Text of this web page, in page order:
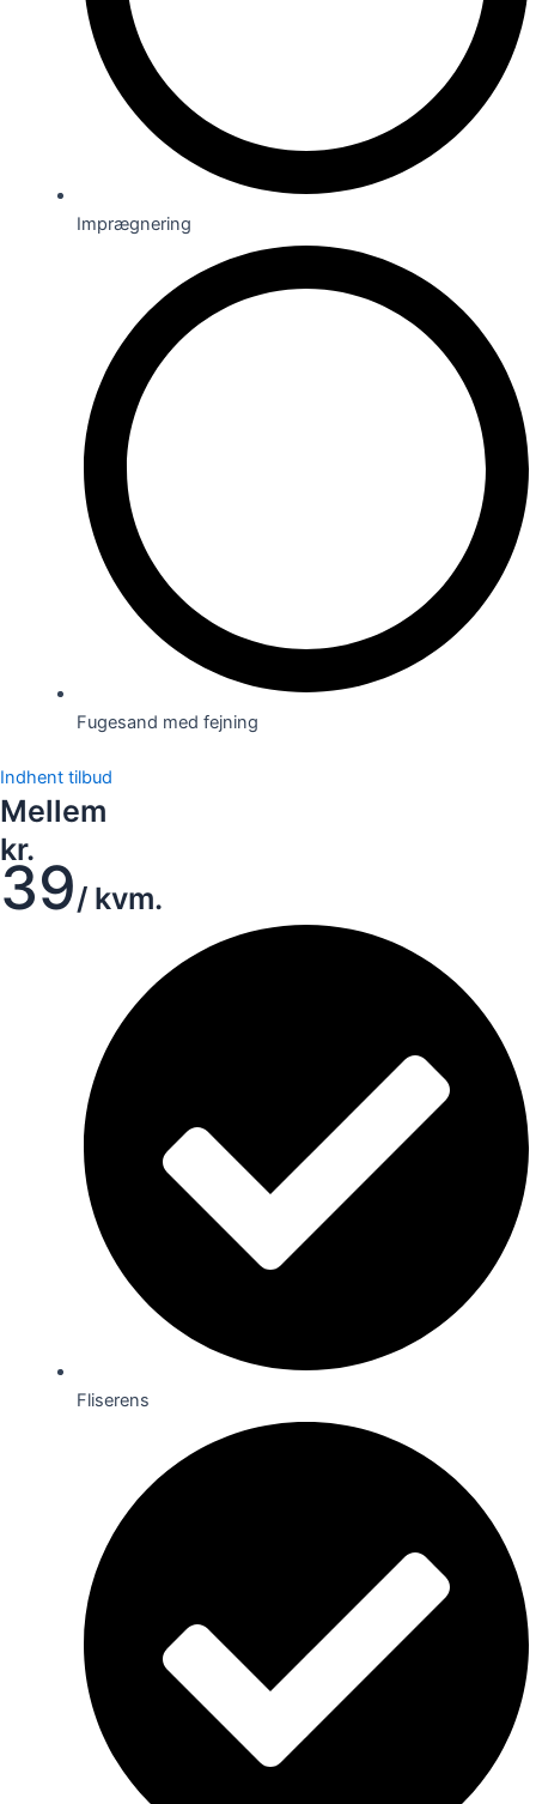
Imprægnering
Fugesand med fejning
Indhent tilbud
Mellem
kr.
39/ kvm.
Fliserens